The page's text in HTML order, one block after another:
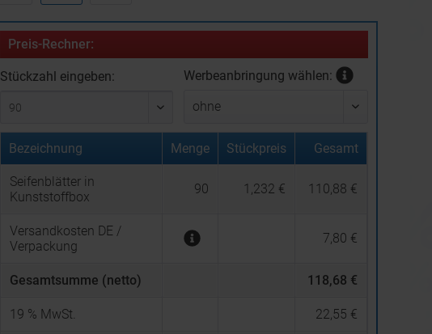
Preis-Rechner:
Stückzahl eingeben: Werbeanbringung wählen:
Bezeichnung Menge Stückpreis Gesamt
Seifenblätter in
Kunststoffbox
90 1,232 € 110,88 €
Versandkosten DE /
Verpackung
7,80 €
Gesamtsumme (netto) 118,68 €
19 % MwSt. 22,55 €